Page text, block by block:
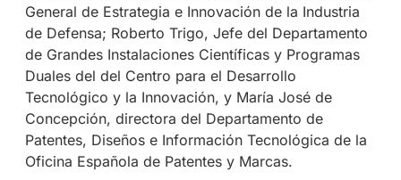
General de Estrategia e Innovación de la Industria
de Defensa; Roberto Trigo, Jefe del Departamento
de Grandes Instalaciones Científicas y Programas
Duales del del Centro para el Desarrollo
Tecnológico y la Innovación, y María José de
Concepción, directora del Departamento de
Patentes, Diseños e Información Tecnológica de la
Oficina Española de Patentes y Marcas.